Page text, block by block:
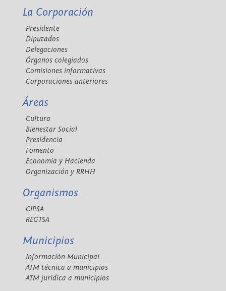
La Corporación
Presidente
Diputados
Delegaciones
Órganos colegiados
Comisiones informativas
Corporaciones anteriores
Áreas
Cultura
Bienestar Social
Presidencia
Fomento
Economía y Hacienda
Organización y RRHH
Organismos
CIPSA
REGTSA
Municipios
Información Municipal
ATM técnica a municipios
ATM jurídica a municipios